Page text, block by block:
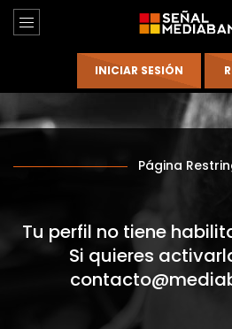
Página
Tu perfil no tiene
Si quieres